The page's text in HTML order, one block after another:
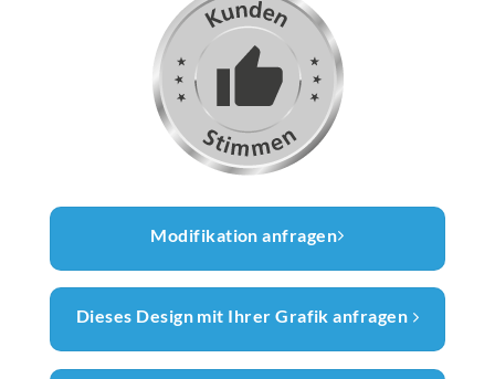
Modifikation anfragen
Dieses Design mit Ihrer Grafik anfragen